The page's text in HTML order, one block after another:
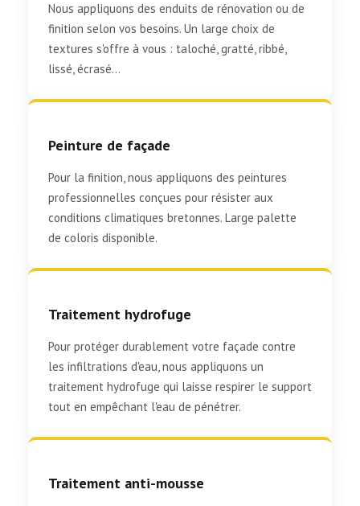
Nous appliquons des enduits de rénovation ou de
finition selon vos besoins. Un large choix de
textures s'offre à vous : taloché, gratté, ribbé,
lissé, écrasé...
Peinture de façade
Pour la finition, nous appliquons des peintures
professionnelles conçues pour résister aux
conditions climatiques bretonnes. Large palette
de coloris disponible.
Traitement hydrofuge
Pour protéger durablement votre façade contre
les infiltrations d'eau, nous appliquons un
traitement hydrofuge qui laisse respirer le support
tout en empêchant l'eau de pénétrer.
Traitement anti-mousse